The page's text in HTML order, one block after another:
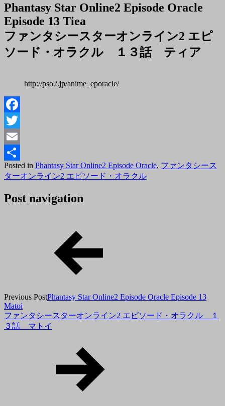
Phantasy Star Online2 Episode Oracle
Episode 13 Tiea
ファンタシースターオンライン2 エピ
ソード・オラクル １３話 ティア
http://pso2.jp/anime_eporacle/
Facebook
Twitter
Email
共
Posted
on
2020
年
1
Posted in Phantasy Star Online2 Episode Oracle, ファンタシース
ターオンライン2 エピソード・オラクル
Post navigation
Previous PostPhantasy Star Online2 Episode Oracle Episode 13
Matoi
ファンタシースターオンライン2 エピソード・オラクル １
３話 マトイ